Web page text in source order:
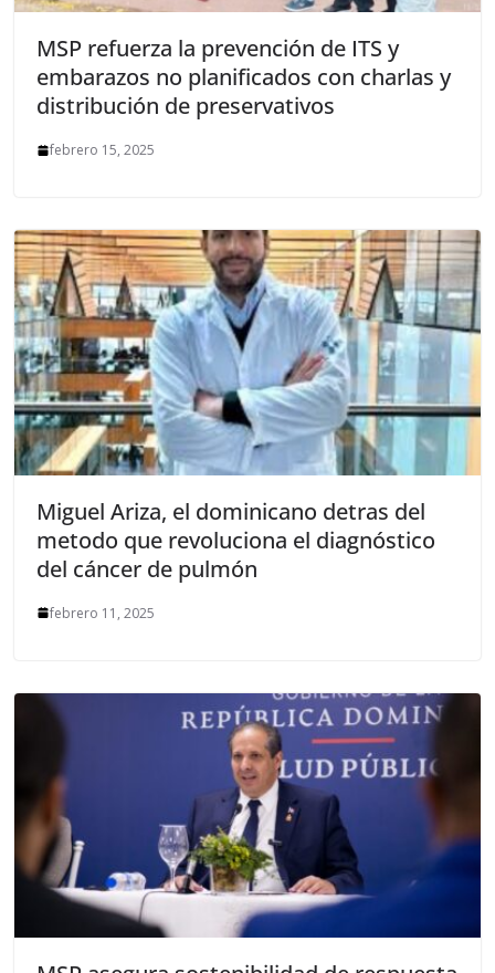
MSP refuerza la prevención de ITS y
embarazos no planificados con charlas y
distribución de preservativos
febrero 15, 2025
Miguel Ariza, el dominicano detras del
metodo que revoluciona el diagnóstico
del cáncer de pulmón
febrero 11, 2025